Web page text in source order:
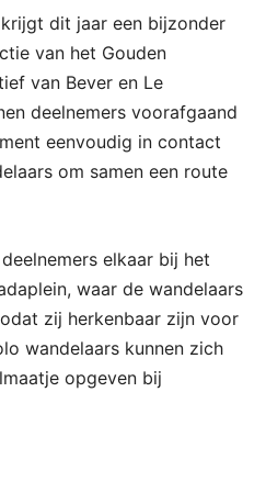
dit jaar een bijzonder
van het Gouden
van Bever en Le
deelnemers voorafgaand
eenvoudig in contact
om samen een route
elkaar bij het
waar de wandelaars
zij herkenbaar zijn voor
wandelaars kunnen zich
opgeven bij